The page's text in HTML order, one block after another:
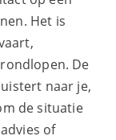
Het is
De
naar je,
de situatie
of